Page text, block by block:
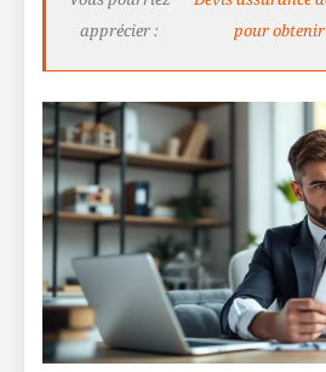
apprécier :
pour